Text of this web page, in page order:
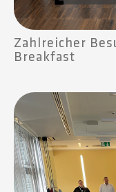
Zahlreicher
Breakfast